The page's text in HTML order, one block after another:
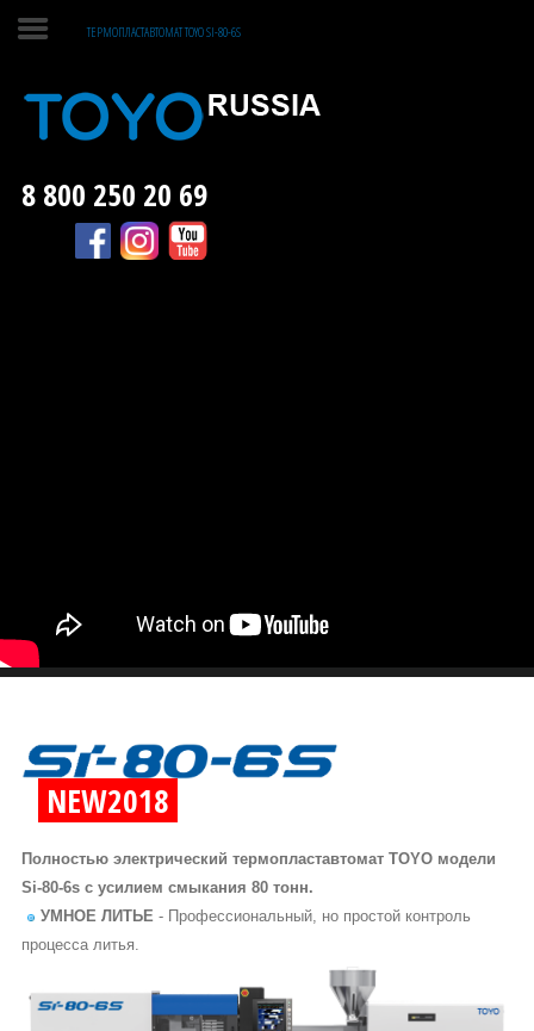
ГЛАВНАЯ
ЛИТЬЕ МЕТАЛЛОВ
ТЕРМОПЛАСТАВТОМАТ TOYO SI-80-6S
8 800 250 20 69
NEW2018
Полностью электрический термопластавтомат TOYO модели
Si-80-6s с усилием смыкания 80 тонн.
УМНОЕ ЛИТЬЕ - Профессиональный, но простой контроль
процесса литья.